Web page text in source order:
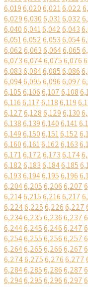
6,0196,0206,0216,022
6,0296,0306,0316,032
6,0406,0416,0426,043
6,0516,0526,0536,054
6,0626,0636,0646,065
6,0736,0746,0756,076
6,0836,0846,0856,086
6,0946,0956,0966,097
6,1056,1066,1076,108
6,1166,1176,1186,119
6,1276,1286,1296,130
6,1386,1396,1406,141
6,1496,1506,1516,152
6,1606,1616,1626,163
6,1716,1726,1736,174
6,1826,1836,1846,185
6,1936,1946,1956,196
6,2046,2056,2066,207
6,2146,2156,2166,217
6,2246,2256,2266,227
6,2346,2356,2366,237
6,2446,2456,2466,247
6,2546,2556,2566,257
6,2646,2656,2666,267
6,2746,2756,2766,277
6,2846,2856,2866,287
6,2946,2956,2966,297